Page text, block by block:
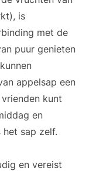
is
met de
puur genieten
appelsap een
kunt
en
sap zelf.
en vereist